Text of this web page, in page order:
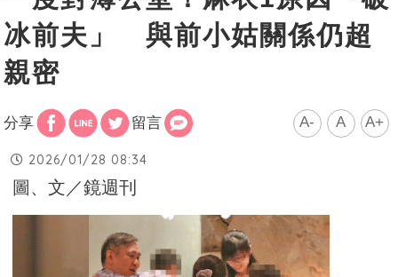
冰前夫」 與前小姑關係仍超
親密
分享 留言 A- A A+
2026/01/28 08:34
圖、文／鏡週刊